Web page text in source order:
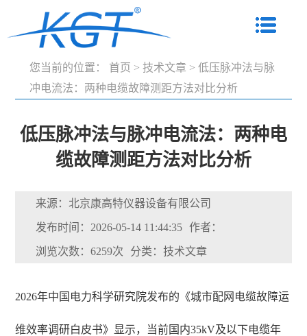
您当前的位置： 首页 > 技术文章 > 低压脉冲法与脉
冲电流法：两种电缆故障测距方法对比分析
低压脉冲法与脉冲电流法：两种电
缆故障测距方法对比分析
来源：北京康高特仪器设备有限公司
发布时间：2026-05-14 11:44:35 作者：
浏览次数：6259次 分类：技术文章
2026年中国电力科学研究院发布的《城市配网电缆故障运
维效率调研白皮书》显示，当前国内35kV及以下电缆年